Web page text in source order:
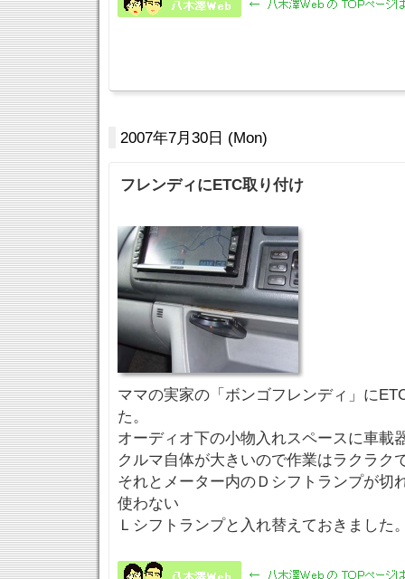
2007年7月30日 (Mon)
フレンディにETC取り付け
ママの実家の「ボンゴフレンディ」に
た。
オーディオ下の小物入れスペースに車載
クルマ自体が大きいので作業はラクラク
それとメーター内のＤシフトランプが切
使わない
Ｌシフトランプと入れ替えておきました